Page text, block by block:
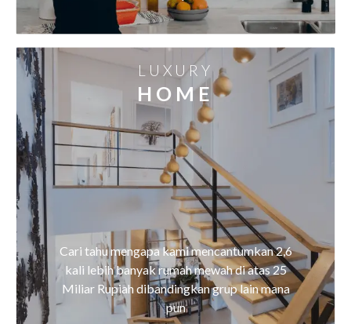
LUXURY
HOME
Cari tahu mengapa kami mencantumkan 2,6
kali lebih banyak rumah mewah di atas 25
Miliar Rupiah dibandingkan grup lain mana
pun